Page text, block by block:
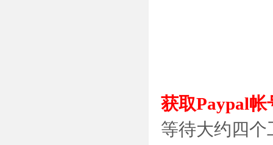
获取Paypal
等待大约四